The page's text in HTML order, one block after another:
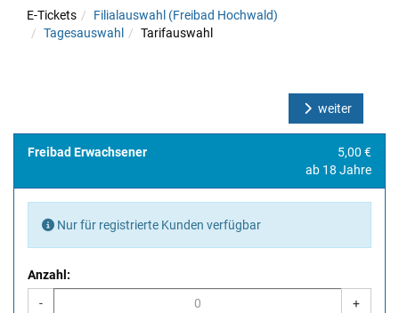
E-Tickets
Filialauswahl (Freibad Hochwald)
Tagesauswahl
Tarifauswahl
weiter
Freibad Erwachsener
5,00 €
ab 18 Jahre
Nur für registrierte Kunden verfügbar
Anzahl:
-
+